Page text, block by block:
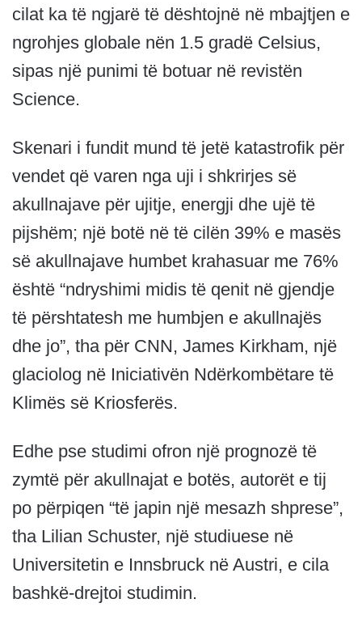
cilat ka të ngjarë të dështojnë në mbajtjen e
ngrohjes globale nën 1.5 gradë Celsius,
sipas një punimi të botuar në revistën
Science.
Skenari i fundit mund të jetë katastrofik për
vendet që varen nga uji i shkrirjes së
akullnajave për ujitje, energji dhe ujë të
pijshëm; një botë në të cilën 39% e masës
së akullnajave humbet krahasuar me 76%
është “ndryshimi midis të qenit në gjendje
të përshtatesh me humbjen e akullnajës
dhe jo”, tha për CNN, James Kirkham, një
glaciolog në Iniciativën Ndërkombëtare të
Klimës së Kriosferës.
Edhe pse studimi ofron një prognozë të
zymtë për akullnajat e botës, autorët e tij
po përpiqen “të japin një mesazh shprese”,
tha Lilian Schuster, një studiuese në
Universitetin e Innsbruck në Austri, e cila
bashkë-drejtoi studimin.